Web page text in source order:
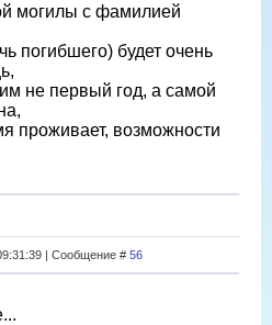
могилы с фамилией
погибшего) будет очень
не первый год, а самой
проживает, возможности
| Сообщение # 56